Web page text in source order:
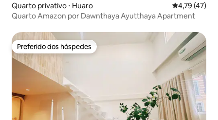
Quarto privativo ⋅ Huaro 4,79 de uma
4,79 (47)
Quarto Amazon por Dawnthaya Ayutthaya Apartment
Preferido dos hóspedes
Preferido dos hóspedes